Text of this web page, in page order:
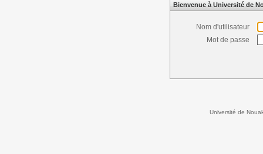
Bienvenue à Université de
Nom d'utilisateur
Mot de passe
Université de